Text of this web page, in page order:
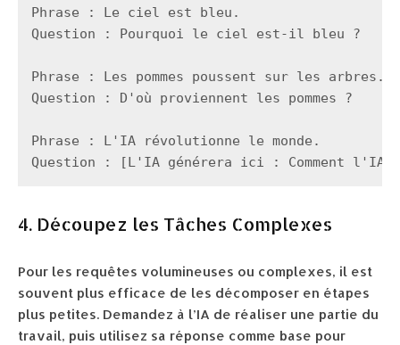
Phrase : Le ciel est bleu.
Question : Pourquoi le ciel est-il bleu ?
Phrase : Les pommes poussent sur les arbres.
Question : D'où proviennent les pommes ?
Phrase : L'IA révolutionne le monde.
Question : [L'IA générera ici : Comment l'IA
4. Découpez les Tâches Complexes
Pour les requêtes volumineuses ou complexes, il est
souvent plus efficace de les décomposer en étapes
plus petites. Demandez à l’IA de réaliser une partie du
travail, puis utilisez sa réponse comme base pour